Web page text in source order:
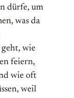
dürfe, um
was da
wie
feiern,
wie oft
weil